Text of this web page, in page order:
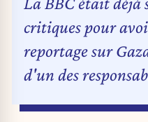
critiques pour
reportage sur
d'un des